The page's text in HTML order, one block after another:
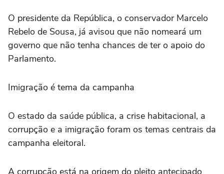
O presidente da República, o conservador Marcelo
Rebelo de Sousa, já avisou que não nomeará um
governo que não tenha chances de ter o apoio do
Parlamento.
Imigração é tema da campanha
O estado da saúde pública, a crise habitacional, a
corrupção e a imigração foram os temas centrais da
campanha eleitoral.